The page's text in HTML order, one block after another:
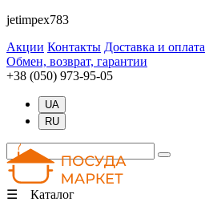
jetimpex783
Акции Контакты Доставка и оплата
Обмен, возврат, гарантии
+38 (050) 973-95-05
UA
RU
☰ Каталог